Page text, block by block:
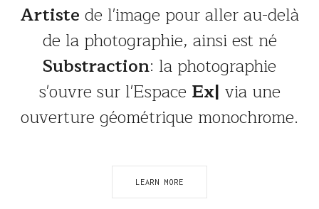
Artiste de l'image pour aller au-delà
de la photographie, ainsi est né
Substraction: la photographie
s'ouvre sur l'EspaceAbstr|via une
ouverture géométrique monochrome.
LEARN MORE